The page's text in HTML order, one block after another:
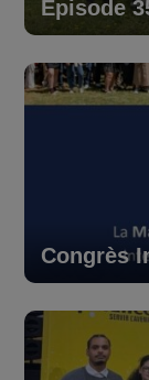
Épisode
Congrès